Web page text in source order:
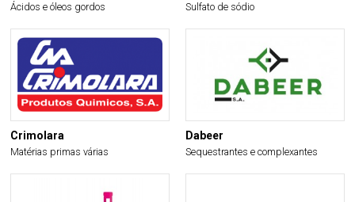
Ácidos e óleos gordos Sulfato de sódio
Crimolara
Matérias primas várias
Dabeer
Sequestrantes e complexantes